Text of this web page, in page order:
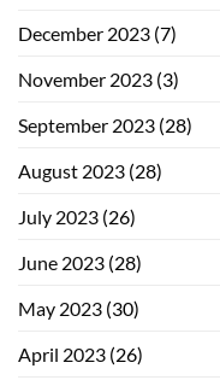
December 2023 (7)
November 2023 (3)
September 2023 (28)
August 2023 (28)
July 2023 (26)
June 2023 (28)
May 2023 (30)
April 2023 (26)